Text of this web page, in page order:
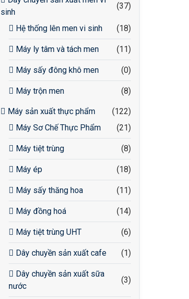
sinh
(37)
Hệ thống lên men vi sinh (18)
Máy ly tâm và tách men (11)
Máy sấy đông khô men (0)
Máy trộn men (8)
Máy sản xuất thực phẩm
(122)
Máy Sơ Chế Thực Phẩm
(21)
Máy tiệt trùng (8)
Máy ép (18)
Máy sấy thăng hoa (11)
Máy đồng hoá (14)
Máy tiệt trùng UHT (6)
Dây chuyền sản xuất cafe (1)
Dây chuyền sản xuất sữa
nước
(3)